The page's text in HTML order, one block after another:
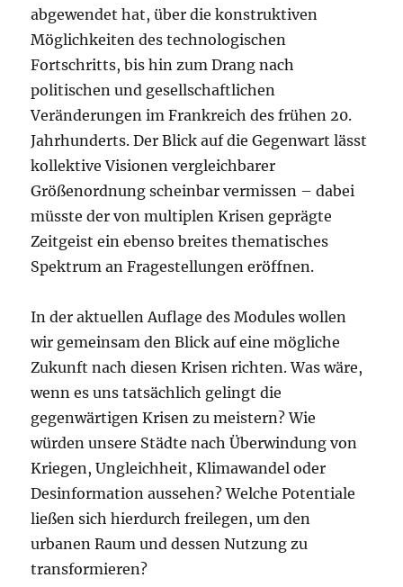
abgewendet hat, über die konstruktiven
Möglichkeiten des technologischen
Fortschritts, bis hin zum Drang nach
politischen und gesellschaftlichen
Veränderungen im Frankreich des frühen 20.
Jahrhunderts. Der Blick auf die Gegenwart lässt
kollektive Visionen vergleichbarer
Größenordnung scheinbar vermissen – dabei
müsste der von multiplen Krisen geprägte
Zeitgeist ein ebenso breites thematisches
Spektrum an Fragestellungen eröffnen.
In der aktuellen Auflage des Modules wollen
wir gemeinsam den Blick auf eine mögliche
Zukunft nach diesen Krisen richten. Was wäre,
wenn es uns tatsächlich gelingt die
gegenwärtigen Krisen zu meistern? Wie
würden unsere Städte nach Überwindung von
Kriegen, Ungleichheit, Klimawandel oder
Desinformation aussehen? Welche Potentiale
ließen sich hierdurch freilegen, um den
urbanen Raum und dessen Nutzung zu
transformieren?